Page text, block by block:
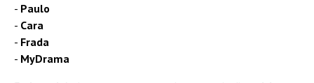
Paulo
Cara
Frada
MyDrama